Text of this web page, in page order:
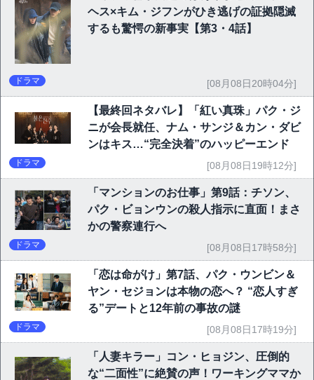
ヘス×キム・ジフンがひき逃げの証拠隠滅
するも驚愕の新事実【第3・4話】
ドラマ [08月08日20時04分]
【最終回ネタバレ】「紅い真珠」パク・ジ
ニが会長就任、ナム・サンジ＆カン・ダビ
ンはキス…“完全決着”のハッピーエンド
ドラマ [08月08日19時12分]
「マンションのお仕事」第9話：チソン、
パク・ビョンウンの殺人指示に直面！まさ
かの警察連行へ
ドラマ [08月08日17時58分]
「恋は命がけ」第7話、パク・ウンビン＆
ヤン・セジョンは本物の恋へ？ “恋人すぎ
る”デートと12年前の事故の謎
ドラマ [08月08日17時19分]
「人妻キラー」コン・ヒョジン、圧倒的
な“二面性”に絶賛の声！ワーキングママか